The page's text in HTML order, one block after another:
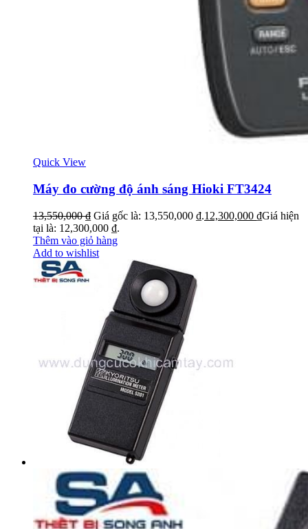
Quick View
Máy đo cường độ ánh sáng Hioki FT3424
13,550,000₫ Giá gốc là: 13,550,000 ₫.12,300,000 ₫Giá hiện
tại là: 12,300,000 ₫.
Thêm vào giỏ hàng
Add to wishlist